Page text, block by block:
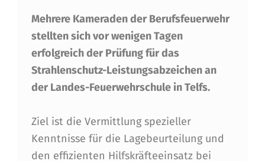
A
H
L
E
S
C
Mehrere Kameraden der Berufsfeuerwehr
stellten sich vor wenigen Tagen
erfolgreich der Prüfung für das
Strahlenschutz-Leistungsabzeichen an
der Landes-Feuerwehrschule in Telfs.
Ziel ist die Vermittlung spezieller
Kenntnisse für die Lagebeurteilung und
den effizienten Hilfskräfteeinsatz bei